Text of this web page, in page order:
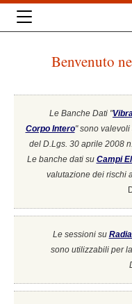
Benvenuto
Le Banche Dati "
Corpo Intero"sono valevoli
del D.Lgs. 30 aprile 2008
Le banche dati su Campi
valutazione dei rischi
Le sessioni su
sono utilizzabili per